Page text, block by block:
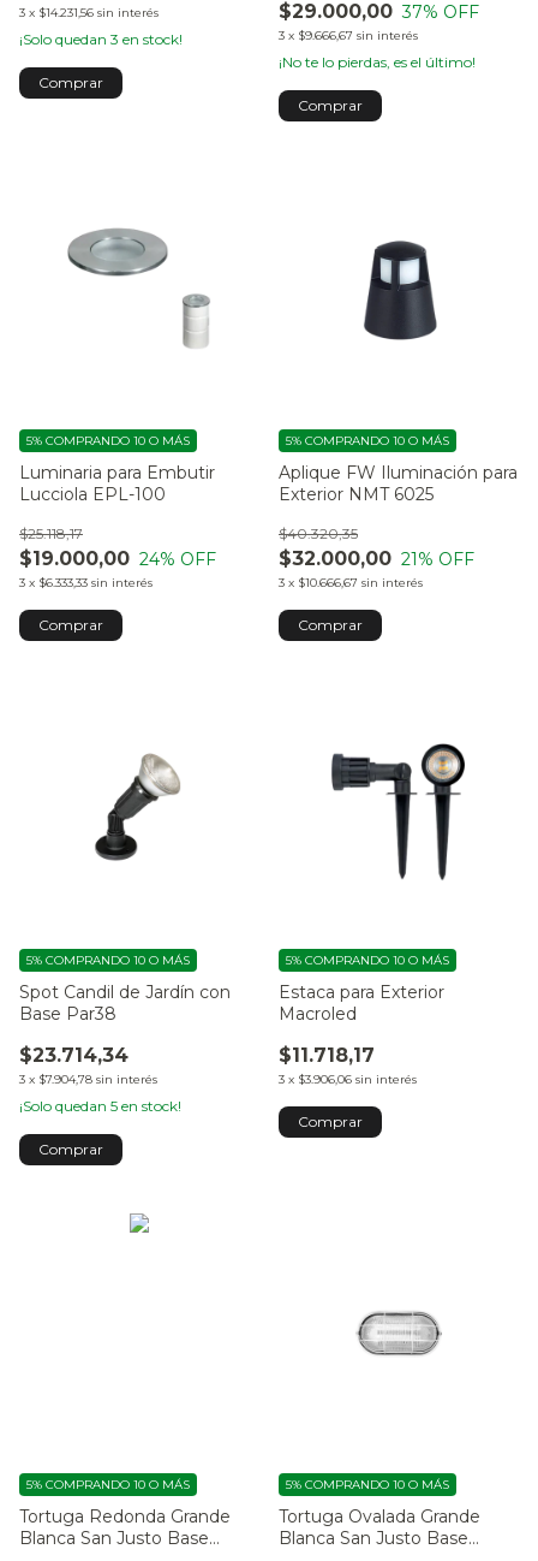
3 x $14.231,56 sin interés
¡Solo quedan 3 en stock!
Comprar
$29.000,00 37% OFF
3 x $9.666,67 sin interés
¡No te lo pierdas, es el último!
Luminaria para Embutir
Lucciola EPL-100
$19.000,00
$25.118,17
24% OFF
3 x $6.333,33 sin interés
5% COMPRANDO 10 O MÁS
Aplique FW Iluminación para
Exterior NMT 6025
$32.000,00
$40.320,35
21% OFF
3 x $10.666,67 sin interés
5% COMPRANDO 10 O MÁS
Spot Candil de Jardín con
Base Par38
$23.714,34
3 x $7.904,78 sin interés
5% COMPRANDO 10 O MÁS
¡Solo quedan 5 en stock!
Estaca para Exterior
Macroled
$11.718,17
3 x $3.906,06 sin interés
5% COMPRANDO 10 O MÁS
Tortuga Redonda Grande
Blanca San Justo Base
5% COMPRANDO 10 O MÁS
Tortuga Ovalada Grande
Blanca San Justo Base
5% COMPRANDO 10 O MÁS